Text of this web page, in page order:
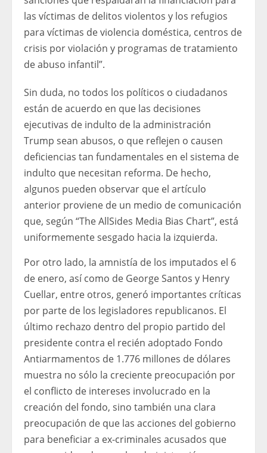
las víctimas de delitos violentos y los refugios
para víctimas de violencia doméstica, centros de
crisis por violación y programas de tratamiento
de abuso infantil”.
Sin duda, no todos los políticos o ciudadanos
están de acuerdo en que las decisiones
ejecutivas de indulto de la administración
Trump sean abusos, o que reflejen o causen
deficiencias tan fundamentales en el sistema de
indulto que necesitan reforma. De hecho,
algunos pueden observar que el artículo
anterior proviene de un medio de comunicación
que, según “The AllSides Media Bias Chart”, está
uniformemente sesgado hacia la izquierda.
Por otro lado, la amnistía de los imputados el 6
de enero, así como de George Santos y Henry
Cuellar, entre otros, generó importantes críticas
por parte de los legisladores republicanos. El
último rechazo dentro del propio partido del
presidente contra el recién adoptado Fondo
Antiarmamentos de 1.776 millones de dólares
muestra no sólo la creciente preocupación por
el conflicto de intereses involucrado en la
creación del fondo, sino también una clara
preocupación de que las acciones del gobierno
para beneficiar a ex-criminales acusados ​​que